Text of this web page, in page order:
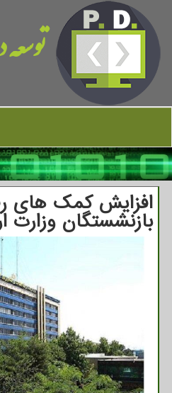
افزایش کمک های
بازنشستگان وزارت